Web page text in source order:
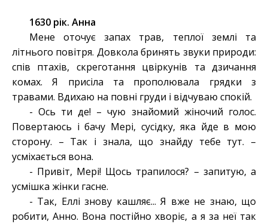
1630 рік. Анна
Мене оточує запах трав, теплої землі та
літнього повітря. Довкола бринять звуки природи:
спів птахів, скреготання цвіркунів та дзичання
комах. Я присіла та прополювала грядки з
травами. Вдихаю на повні груди і відчуваю спокій.
- Ось ти де! – чую знайомий жіночий голос.
Повертаюсь і бачу Мері, сусідку, яка йде в мою
сторону. – Так і знала, що знайду тебе тут. –
усміхається вона.
- Привіт, Мері! Щось трапилося? – запитую, а
усмішка жінки гасне.
- Так, Еллі знову кашляє... Я вже не знаю, що
робити, Анно. Вона постійно хворіє, а я за неї так